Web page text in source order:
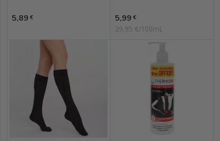
Prix
5,89 € Prix
5,99 €
29,95 €/100mL